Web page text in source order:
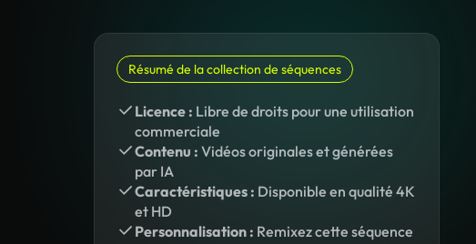
Résumé de la collection de séquences
Licence : Libre de droits pour une utilisation
commerciale
Contenu : Vidéos originales et générées
par IA
Caractéristiques : Disponible en qualité 4K
et HD
Personnalisation : Remixez cette séquence